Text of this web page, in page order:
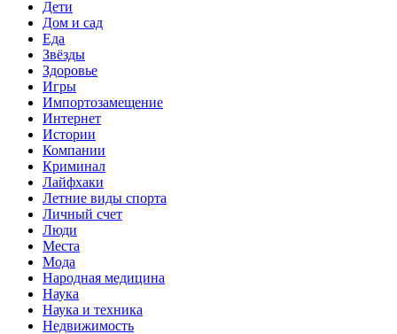
Дети
Дом и сад
Еда
Звёзды
Здоровье
Игры
Импортозамещение
Интернет
Истории
Компании
Криминал
Лайфхаки
Летние виды спорта
Личный счет
Люди
Места
Мода
Народная медицина
Наука
Наука и техника
Недвижимость